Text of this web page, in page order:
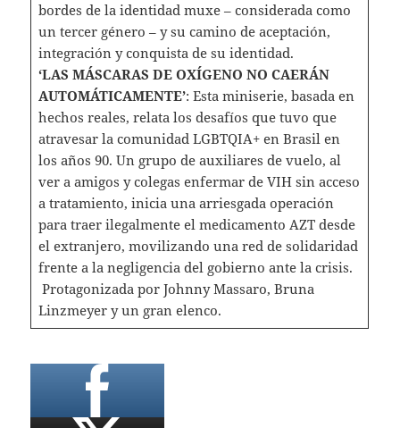
bordes de la identidad muxe – considerada como
un tercer género – y su camino de aceptación,
integración y conquista de su identidad.
‘LAS MÁSCARAS DE OXÍGENO NO CAERÁN
AUTOMÁTICAMENTE’: Esta miniserie, basada en
hechos reales, relata los desafíos que tuvo que
atravesar la comunidad LGBTQIA+ en Brasil en
los años 90. Un grupo de auxiliares de vuelo, al
ver a amigos y colegas enfermar de VIH sin acceso
a tratamiento, inicia una arriesgada operación
para traer ilegalmente el medicamento AZT desde
el extranjero, movilizando una red de solidaridad
frente a la negligencia del gobierno ante la crisis.
Protagonizada por Johnny Massaro, Bruna
Linzmeyer y un gran elenco.